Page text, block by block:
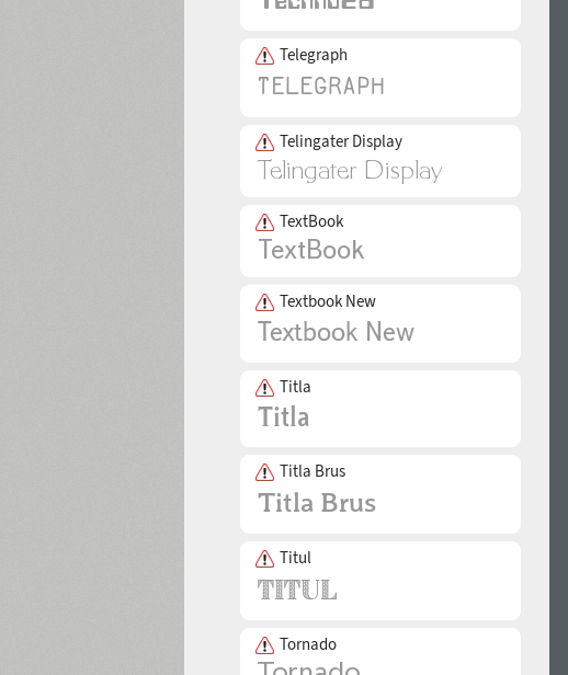
Telegraph
Telingater Display
TextBook
Textbook New
Titla
Titla Brus
Titul
Tornado